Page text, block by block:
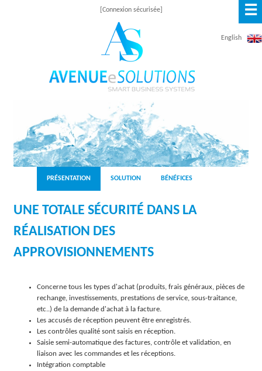
V
E
N
U
E
E
S
L
U
T
I
[Connexion sécurisée]
English
PRÉSENTATION SOLUTION BÉNÉFICES
UNE TOTALE SÉCURITÉ DANS LA
RÉALISATION DES
APPROVISIONNEMENTS
Concerne tous les types d'achat (produits, frais généraux, pièces de
rechange, investissements, prestations de service, sous-traitance,
etc..) de la demande d'achat à la facture.
Les accusés de réception peuvent être enregistrés.
Les contrôles qualité sont saisis en réception.
Saisie semi-automatique des factures, contrôle et validation, en
liaison avec les commandes et les réceptions.
Intégration comptable
☰